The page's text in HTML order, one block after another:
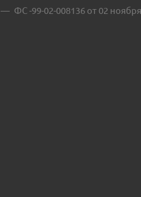
ФС -99-02-008136 от 02